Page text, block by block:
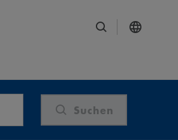
Suchen